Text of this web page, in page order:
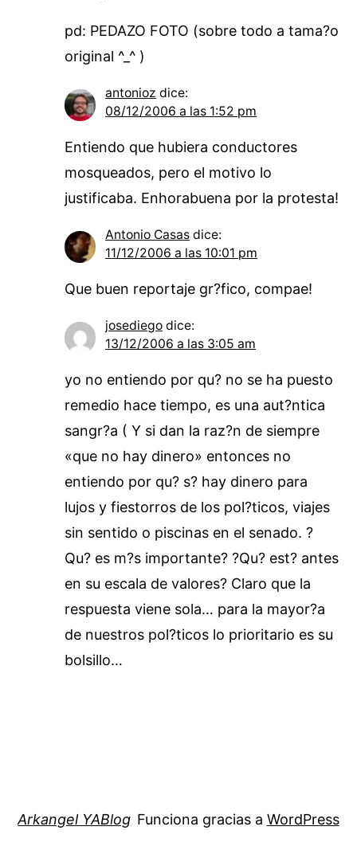
pd: PEDAZO FOTO (sobre todo a tama?o
original ^_^ )
antonioz dice:
08/12/2006 a las 1:52 pm
Entiendo que hubiera conductores
mosqueados, pero el motivo lo
justificaba. Enhorabuena por la protesta!
Antonio Casas dice:
11/12/2006 a las 10:01 pm
Que buen reportaje gr?fico, compae!
josediego dice:
13/12/2006 a las 3:05 am
yo no entiendo por qu? no se ha puesto
remedio hace tiempo, es una aut?ntica
sangr?a ( Y si dan la raz?n de siempre
«que no hay dinero» entonces no
entiendo por qu? s? hay dinero para
lujos y fiestorros de los pol?ticos, viajes
sin sentido o piscinas en el senado. ?
Qu? es m?s importante? ?Qu? est? antes
en su escala de valores? Claro que la
respuesta viene sola… para la mayor?a
de nuestros pol?ticos lo prioritario es su
bolsillo…
Arkangel YABlog Funciona gracias a WordPress